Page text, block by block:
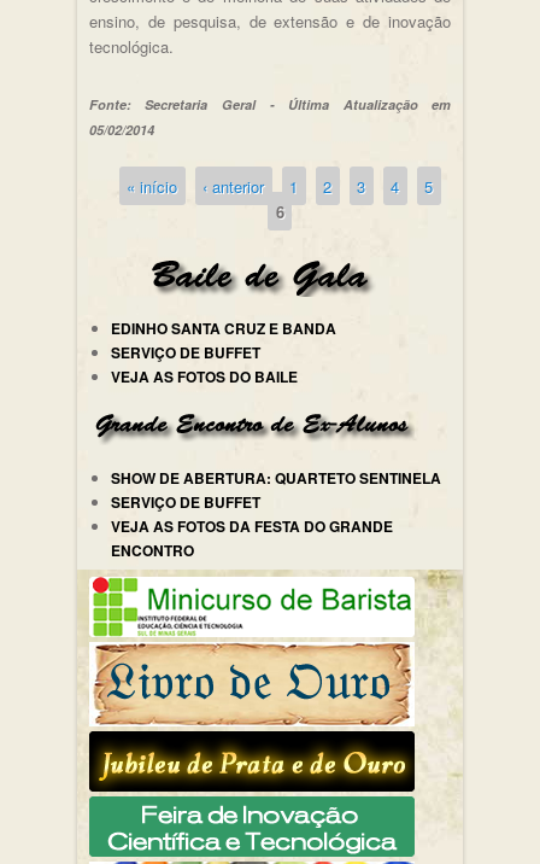
ensino, de pesquisa, de extensão e de inovação
tecnológica.
Fonte: Secretaria Geral - Última Atualização em
05/02/2014
Páginas
« início ‹ anterior 1 2 3 4
5
6
EDINHO SANTA CRUZ E BANDA
SERVIÇO DE BUFFET
VEJA AS FOTOS DO BAILE
SHOW DE ABERTURA: QUARTETO SENTINELA
SERVIÇO DE BUFFET
VEJA AS FOTOS DA FESTA DO GRANDE
ENCONTRO